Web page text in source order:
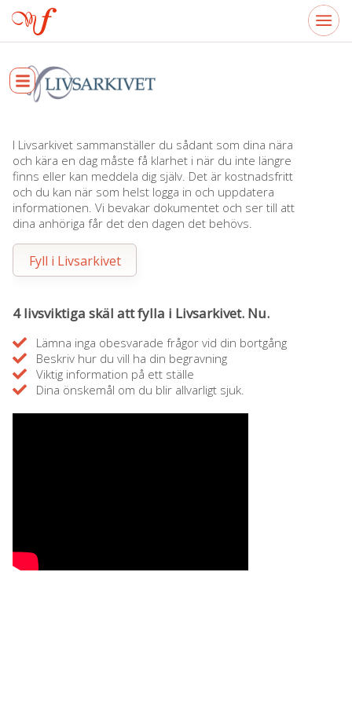
I Livsarkivet sammanställer du sådant som dina nära
och kära en dag måste få klarhet i när du inte längre
finns eller kan meddela dig själv. Det är kostnadsfritt
och du kan när som helst logga in och uppdatera
informationen. Vi bevakar dokumentet och ser till att
dina anhöriga får det den dagen det behövs.
Fyll i Livsarkivet
4 livsviktiga skäl att fylla i Livsarkivet. Nu.
Lämna inga obesvarade frågor vid din bortgång
Beskriv hur du vill ha din begravning
Viktig information på ett ställe
Dina önskemål om du blir allvarligt sjuk.